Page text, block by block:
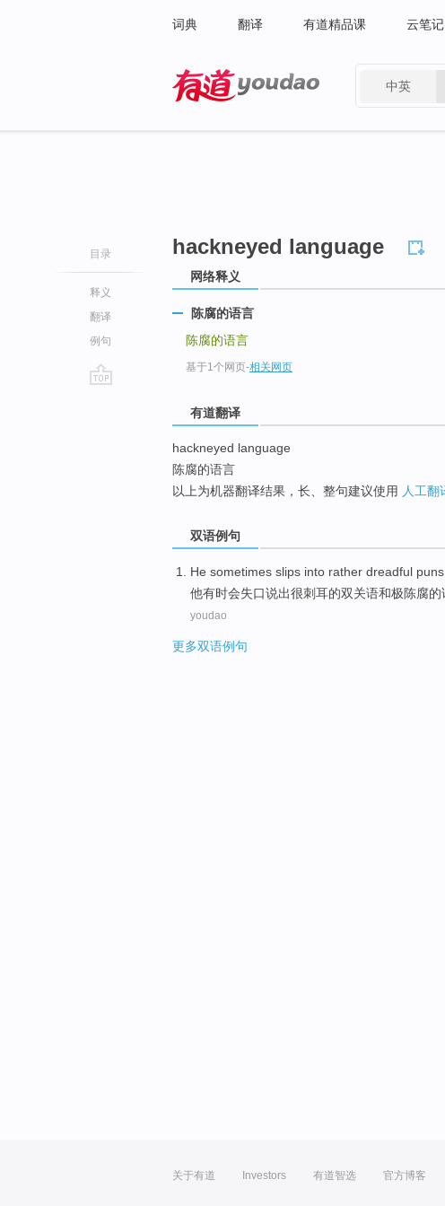
词典 翻译 有道精品课 云笔记
中英
目录
释义
翻译
例句
hackneyed language
网络释义
陈腐的语言
陈腐的语言
基于1个网页-相关网页
有道翻译
hackneyed language
陈腐的语言
以上为机器翻译结果，长、整句建议使用 人工翻
双语例句
He sometimes slips into rather dreadful puns
他有时会失口说出很刺耳的双关语和极陈腐的
youdao
更多双语例句
关于有道 Investors 有道智选 官方博客